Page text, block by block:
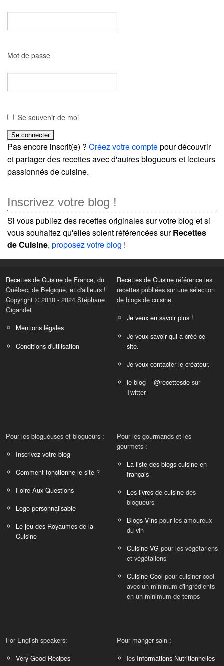
Mot de passe
Se souvenir de moi
Pas encore inscrit(e) ? Créez votre comptepour découvrir
et partager des recettes avec d'autres blogueurs et lecteurs
passionnés de cuisine.
Inscrivez votre blog !
Si vous publiez des recettes originales sur votre blog et si
vous souhaitez qu'elles soient référencées surRecettes
de Cuisine, proposez votre blog !
Recettes de Cuisine de France, du
Québec, de Belgique, et d'ailleurs !
Copyright © 2010 - 2024 Stéphane
Gigandet
Mentions légales
Conditions d'utilisation
Recettes de Cuisine référence les
recettes publiées sur une sélection
de blogs de cuisine.
Je veux en savoir plus !
Je veux savoir qui a créé ce
site.
Je veux contacter le créateur.
le blog -- @recettesde sur
Twitter
Pour les blogueuses et blogueurs :
Inscrivez votre blog
Comment fonctionne le site ?
Foire Aux Questions
Logo personnalisable
Le jeu des Royaumes de la
Cuisine
Pour les gourmands et les
gourmets :
La liste des blogs cuisine en
français
Les livres de cuisine des
blogueurs
Blogs Vins pour les amoureux
du vin
Cuisine VG pour les végétariens
et végétaliens
Cuisine Cool pour cuisiner cool
avec un minimum d'ingrédients
en un minimum de temps
For English speakers:
Very Good Recipes
Pour manger sain :
les Informations Nutritionnelles